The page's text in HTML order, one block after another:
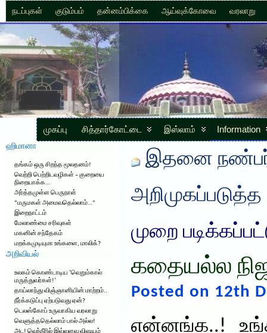
நடப்புகள் குடும்பம் தன்னம்பிக்கை ஆய்வுக்கோவை வரலாறு
முகப்பு சித்தார்கோட்டை இஸ்லாம் Information
ஹிமானா
தங்கம் ஒரு சிறந்த மூலதனம்!
வெற்றி பெற்றிடவழிகள் – குறையை
நிறையாக்க…
அர்த்தமுள்ள பெருநாள்
“மருமகள் அமைவதெல்லாம்…”
இறைநாட்டம்
மேலாண்மை சரிவுகள்
மகனின் சந்தேகம்
மறக்கமுடியுமா உங்களை, மாலிக்?
அறிவியல்
உலகம் கொண்டாடிய ‘வெறும்கால்
மருத்துவர்கள்!’
தாய்லாந்து விஞ்ஞானியின் மாற்றம்..
நீர்க்கடுப்பு ஏற்படுவது ஏன்?
டெலஸ்கோப் உருவாகிய வரலாறு
வெளுத்ததெல்லாம் பால் அல்ல!
அட! வெந்நீரில் இவ்வளவு விஷயம்
இதனை
அறிமுகப்படுத்த
முறை
கதையல்ல
Posted on 12th
என்னங்க..!